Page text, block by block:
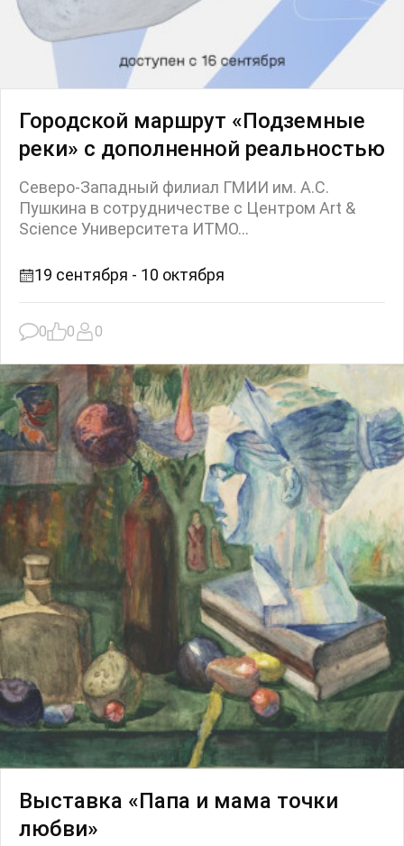
Городской маршрут «Подземные
реки» с дополненной реальностью
Северо-Западный филиал ГМИИ им. А.С.
Пушкина в сотрудничестве с Центром Art &
Science Университета ИТМО...
19 сентября - 10 октября
0 0 0
Выставка «Папа и мама точки
любви»